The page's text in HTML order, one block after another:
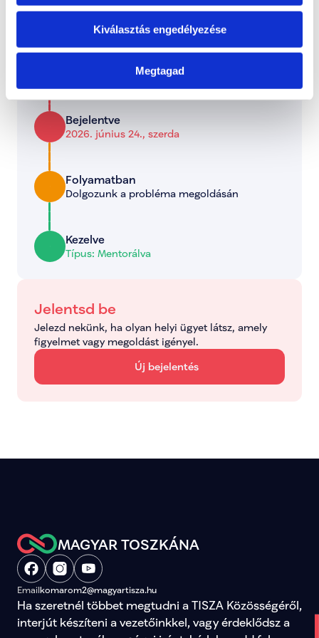
Kiválasztás engedélyezése
Megtagad
Státusz
Itt láthatod, hogy a bejelentett probléma jelenleg
melyik szakaszban tart.
Bejelentve
2026. június 24., szerda
Folyamatban
Dolgozunk a probléma megoldásán
Kezelve
Típus: Mentorálva
Jelentsd be
Jelezd nekünk, ha olyan helyi ügyet látsz, amely
figyelmet vagy megoldást igényel.
Új bejelentés
MAGYAR TOSZKÁNA
Emailkomarom2@magyartisza.hu
Ha szeretnél többet megtudni a TISZA Közösségéről,
interjút készíteni a vezetőinkkel, vagy érdeklődsz a